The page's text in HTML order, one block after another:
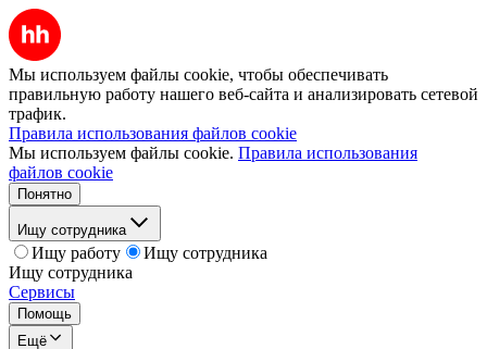
Мы используем файлы cookie, чтобы обеспечивать
правильную работу нашего веб-сайта и анализировать сетевой
трафик.
Правила использования файлов cookie
Мы используем файлы cookie. Правила использования
файлов cookie
Понятно
Ищу сотрудника
Ищу работу
Ищу сотрудника
Ищу сотрудника
Сервисы
Помощь
Ещё